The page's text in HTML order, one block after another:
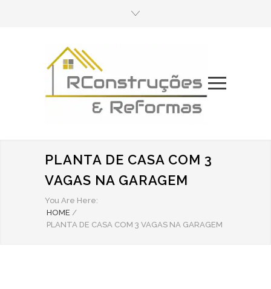
PLANTA DE CASA COM 3
VAGAS NA GARAGEM
You Are Here:
HOME /
PLANTA DE CASA COM 3 VAGAS NA GARAGEM